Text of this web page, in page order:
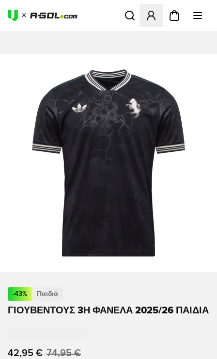
Ανοίγει ένα Modal για να
-43% Παιδιά
ΓΙΟΥΒΈΝΤΟΥΣ 3Η ΦΑΝΈΛΑ 2025/26 ΠΑΙΔΙΆ
42,95 € 74,95 €